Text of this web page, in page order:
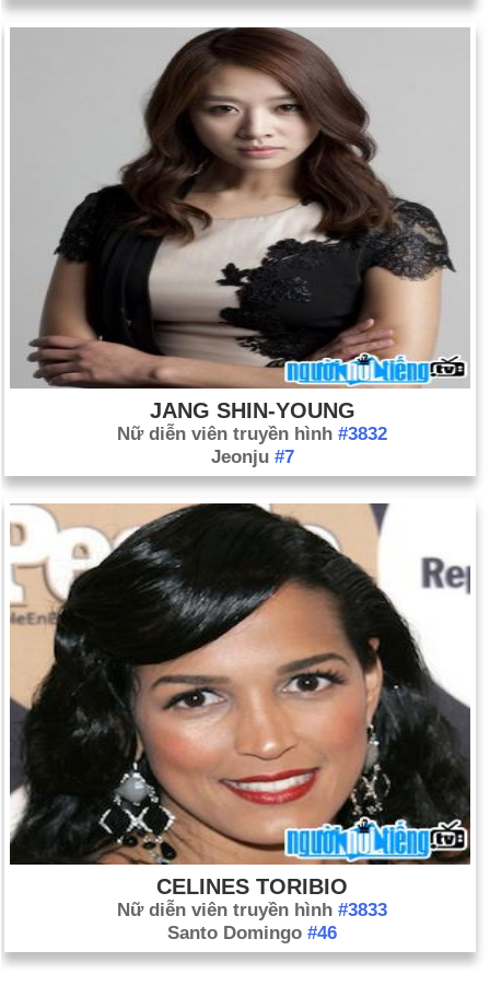
JANG SHIN-YOUNG
Nữ diễn viên truyền hình #3832
Jeonju #7
CELINES TORIBIO
Nữ diễn viên truyền hình #3833
Santo Domingo #46